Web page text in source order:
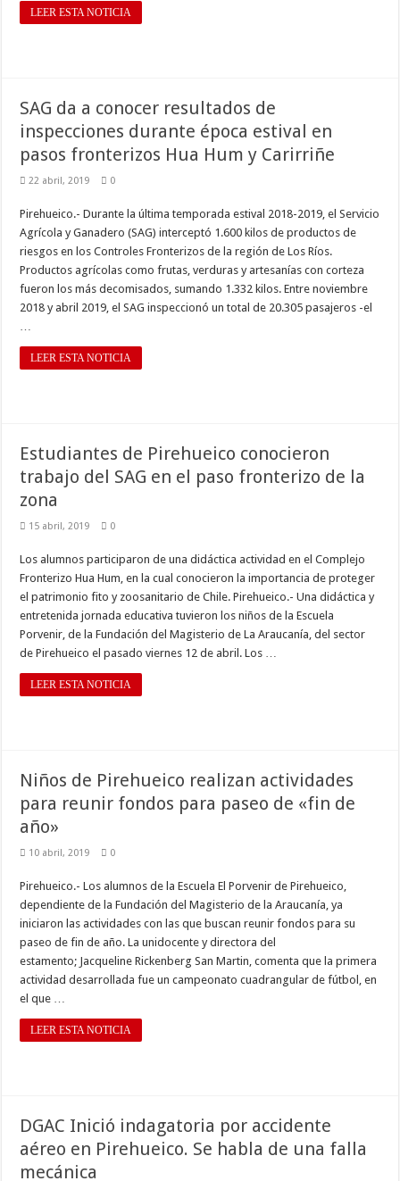
LEER ESTA NOTICIA
SAG da a conocer resultados de
inspecciones durante época estival en
pasos fronterizos Hua Hum y Carirriñe
22 abril, 2019 0
Pirehueico.- Durante la última temporada estival 2018-2019, el Servicio
Agrícola y Ganadero (SAG) interceptó 1.600 kilos de productos de
riesgos en los Controles Fronterizos de la región de Los Ríos.
Productos agrícolas como frutas, verduras y artesanías con corteza
fueron los más decomisados, sumando 1.332 kilos. Entre noviembre
2018 y abril 2019, el SAG inspeccionó un total de 20.305 pasajeros -el
…
LEER ESTA NOTICIA
Estudiantes de Pirehueico conocieron
trabajo del SAG en el paso fronterizo de la
zona
15 abril, 2019 0
Los alumnos participaron de una didáctica actividad en el Complejo
Fronterizo Hua Hum, en la cual conocieron la importancia de proteger
el patrimonio fito y zoosanitario de Chile. Pirehueico.- Una didáctica y
entretenida jornada educativa tuvieron los niños de la Escuela
Porvenir, de la Fundación del Magisterio de La Araucanía, del sector
de Pirehueico el pasado viernes 12 de abril. Los …
LEER ESTA NOTICIA
Niños de Pirehueico realizan actividades
para reunir fondos para paseo de «fin de
año»
10 abril, 2019 0
Pirehueico.- Los alumnos de la Escuela El Porvenir de Pirehueico,
dependiente de la Fundación del Magisterio de la Araucanía, ya
iniciaron las actividades con las que buscan reunir fondos para su
paseo de fin de año. La unidocente y directora del
estamento; Jacqueline Rickenberg San Martin, comenta que la primera
actividad desarrollada fue un campeonato cuadrangular de fútbol, en
el que …
LEER ESTA NOTICIA
DGAC Inició indagatoria por accidente
aéreo en Pirehueico. Se habla de una falla
mecánica